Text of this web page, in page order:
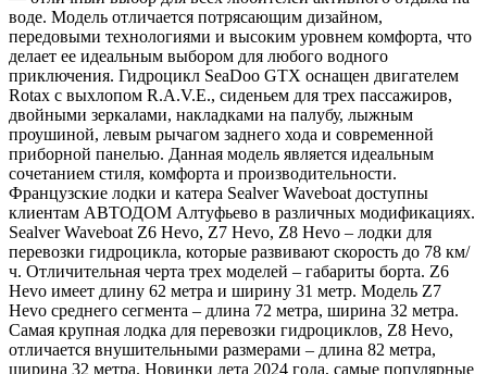
воде. Модель отличается потрясающим дизайном,
передовыми технологиями и высоким уровнем комфорта, что
делает ее идеальным выбором для любого водного
приключения. Гидроцикл SeaDoo GTX оснащен двигателем
Rotax с выхлопом R.A.V.E., сиденьем для трех пассажиров,
двойными зеркалами, накладками на палубу, лыжным
проушиной, левым рычагом заднего хода и современной
приборной панелью. Данная модель является идеальным
сочетанием стиля, комфорта и производительности.
Французские лодки и катера Sealver Waveboat доступны
клиентам АВТОДОМ Алтуфьево в различных модификациях.
Sealver Waveboat Z6 Hevo, Z7 Hevo, Z8 Hevo – лодки для
перевозки гидроцикла, которые развивают скорость до 78 км/
ч. Отличительная черта трех моделей – габариты борта. Z6
Hevo имеет длину 62 метра и ширину 31 метр. Модель Z7
Hevo среднего сегмента – длина 72 метра, ширина 32 метра.
Самая крупная лодка для перевозки гидроциклов, Z8 Hevo,
отличается внушительными размерами – длина 82 метра,
ширина 32 метра. Новинки лета 2024 года, самые популярные